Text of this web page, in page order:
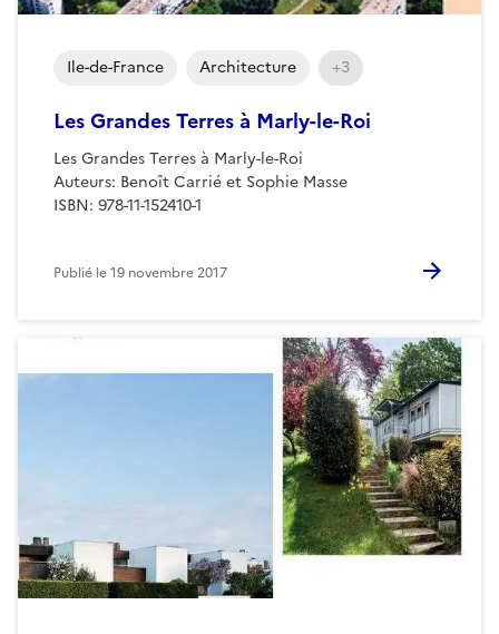
Les Grandes Terres à Marly-le-Roi
Les Grandes Terres à Marly-le-Roi
Auteurs: Benoît Carrié et Sophie Masse
ISBN: 978-11-152410-1
Ile-de-France Architecture +3
Publié le19 novembre 2017